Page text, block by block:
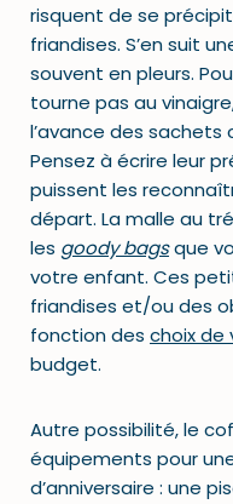
risquent de se
friandises. S’en suit
souvent en pleurs.
tourne pas au
l’avance des
Pensez à écrire leur
puissent les
départ. La malle au
les goody bagsque
votre enfant. Ces
friandises et/ou des
fonction des choix de
budget.
Autre possibilité, le
équipements pour
d’anniversaire : une